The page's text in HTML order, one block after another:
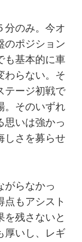
分のみ。今オ
のポジション
も基本的に車
わらない。そ
テージ初戦で
。そのいずれ
思いは強かっ
しさを募らせ
がらなかっ
点もアシスト
を残さないと
厚いし、レギ